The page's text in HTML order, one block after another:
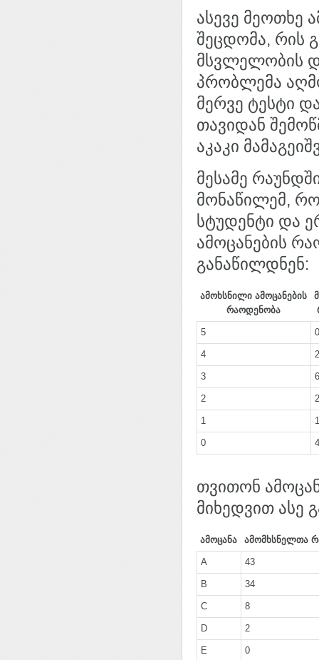
ასევე მეოთხე
შეცდომა, რის
მსვლელობის
პრობლემა
მერვე ტესტი
თავიდან
აკაკი
მესამე
მონაწილემ,
სტუდენტი და
ამოცანების
განაწილდნენ:
ამოხსნილი ამოცანების
რაოდენობა
5 0
4 2
3 6
2
1
0 4
თვითონ
მიხედვით ასე
ამოცანა ამომხსნელთა
A 43
B 34
C 8
D 2
E 0